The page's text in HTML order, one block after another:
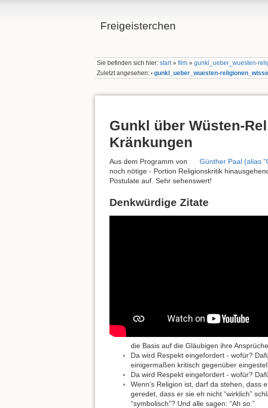
Freigeisterchen
Sie befinden sich hier:start»film »gunkl_ueber_wuesten-
Zuletzt angesehen: • gunkl_ueber_wuesten-
Gunkl über Wüsten-
Kränkungen
Aus dem Programm von Günther Paal (alias
noch nötige - Portion Religionskritik
Postulate auf. Sehr sehenswert!
Denkwürdige Zitate
die Basis auf die Gläubigen ihre
Da wird Respekt eingefordert - wofür?
einigermaßen kritisch gegenüber
Da wird Respekt eingefordert - wofür?
Wenn’s Religion ist, darf da stehen,
geredet, dass er sie eh nicht “wirklich”
“symbolisch”? Und alle sagen: “Ah so.”